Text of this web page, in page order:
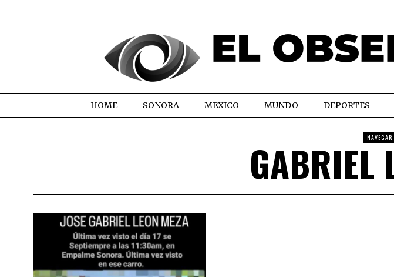
HOME SONORA MEXICO MUNDO DEPORTES
NAVEGAR
GABRIEL